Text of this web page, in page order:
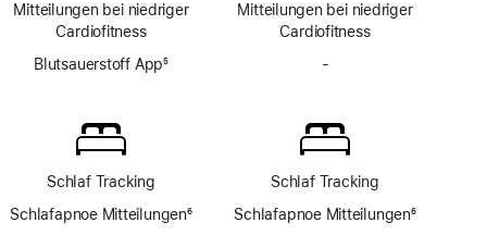
Mitteilungen bei niedriger
Cardio­fitness
Blutsauerstoff App5
Schlaf Tracking
Schlafapnoe Mitteilungen6
Mitteilungen bei niedriger
Cardio­fitness
-
Schlaf Tracking
Schlafapnoe Mitteilungen6